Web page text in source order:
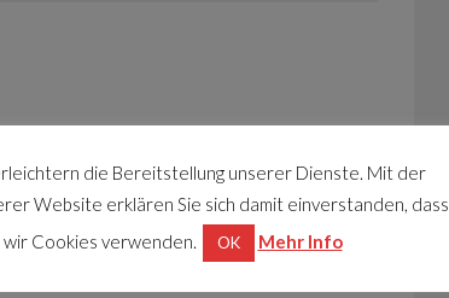
die Bereitstellung unserer Dienste. Mit der
Website erklären Sie sich damit einverstanden, dass
wir Cookies verwenden.
OK Mehr Info